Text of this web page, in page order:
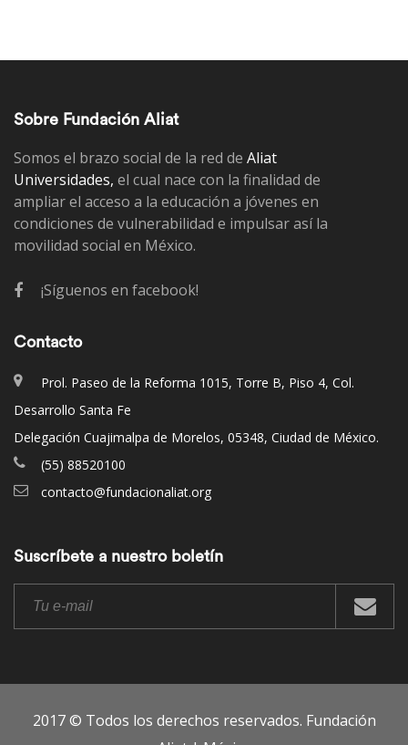
Sobre Fundación Aliat
Somos el brazo social de la red de Aliat
Universidades, el cual nace con la finalidad de
ampliar el acceso a la educación a jóvenes en
condiciones de vulnerabilidad e impulsar así la
movilidad social en México.
¡Síguenos en facebook!
Contacto
Prol. Paseo de la Reforma 1015, Torre B, Piso 4, Col.
Desarrollo Santa Fe
Delegación Cuajimalpa de Morelos, 05348, Ciudad de México.
(55) 88520100
contacto@fundacionaliat.org
Suscríbete a nuestro boletín
2017 © Todos los derechos reservados. Fundación